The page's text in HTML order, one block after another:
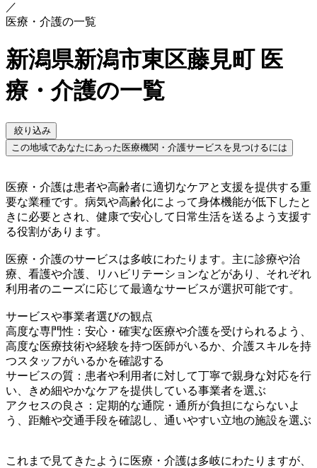
／
医療・介護の一覧
新潟県新潟市東区藤見町 医
療・介護の一覧
絞り込み
この地域であなたにあった医療機関・介護サービスを見つけるには
医療・介護は患者や高齢者に適切なケアと支援を提供する重
要な業種です。病気や高齢化によって身体機能が低下したと
きに必要とされ、健康で安心して日常生活を送るよう支援す
る役割があります。
医療・介護のサービスは多岐にわたります。主に診療や治
療、看護や介護、リハビリテーションなどがあり、それぞれ
利用者のニーズに応じて最適なサービスが選択可能です。
サービスや事業者選びの観点
高度な専門性：安心・確実な医療や介護を受けられるよう、
高度な医療技術や経験を持つ医師がいるか、介護スキルを持
つスタッフがいるかを確認する
サービスの質：患者や利用者に対して丁寧で親身な対応を行
い、きめ細やかなケアを提供している事業者を選ぶ
アクセスの良さ：定期的な通院・通所が負担にならないよ
う、距離や交通手段を確認し、通いやすい立地の施設を選ぶ
これまで見てきたように医療・介護は多岐にわたりますが、